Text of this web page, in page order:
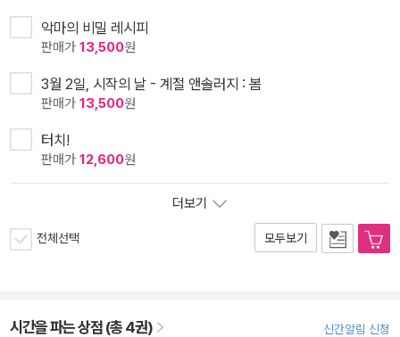
악마의 비밀 레시피
판매가 13,500원
3월 2일, 시작의 날 - 계절 앤솔러지 : 봄
판매가 13,500원
터치!
판매가 12,600원
더보기
전체선택 모두보기
시간을 파는 상점 (총 4권) 신간알림 신청